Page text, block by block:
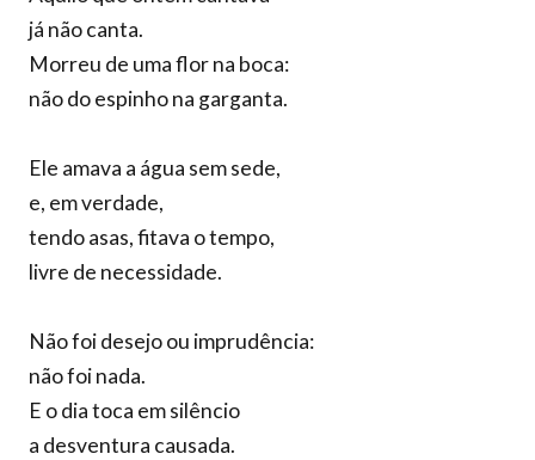
já não canta.
Morreu de uma flor na boca:
não do espinho na garganta.
Ele amava a água sem sede,
e, em verdade,
tendo asas, fitava o tempo,
livre de necessidade.
Não foi desejo ou imprudência:
não foi nada.
E o dia toca em silêncio
a desventura causada.